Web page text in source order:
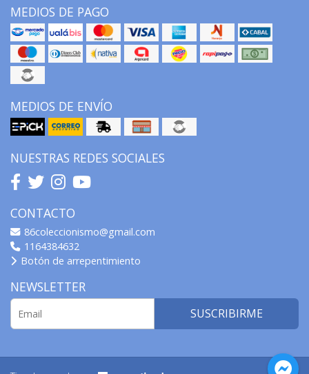
MEDIOS DE PAGO
MEDIOS DE ENVÍO
NUESTRAS REDES SOCIALES
CONTACTO
86coleccionismo@gmail.com
1164384632
Botón de arrepentimiento
NEWSLETTER
SUSCRIBIRME